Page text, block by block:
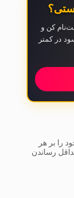
کن و
در کمتر
نقدینگی خود را بر هر
رساندن